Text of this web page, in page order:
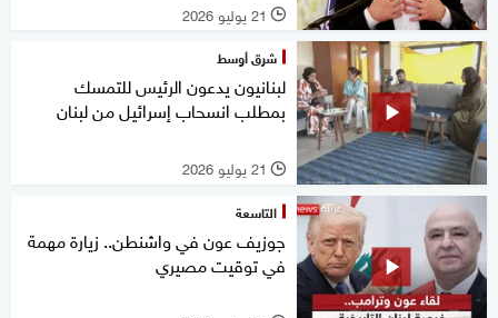
l 21 يوليو 2026
شرق أوسط
لبنانيون يدعون الرئيس للتمسك
بمطلب انسحاب إسرائيل من لبنان
l 21 يوليو 2026
التاسعة
جوزيف عون في واشنطن.. زيارة مهمة
في توقيت مصيري